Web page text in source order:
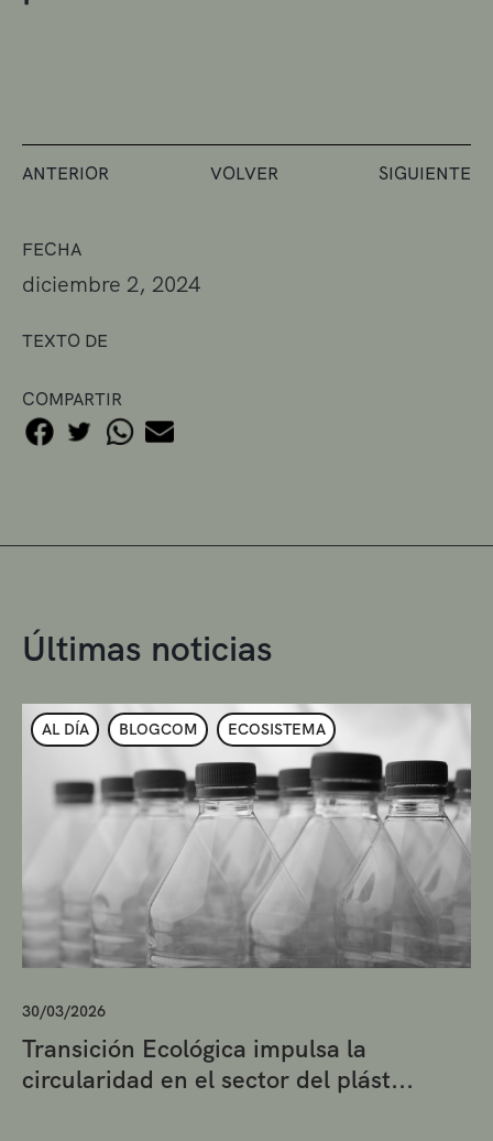
FECHA
diciembre 2, 2024
TEXTO DE
COMPARTIR
ANTERIOR VOLVER SIGUIENTE
Últimas noticias
AL DÍA BLOGCOM ECOSISTEMA
30/03/2026
Transición Ecológica impulsa la
circularidad en el sector del plást...